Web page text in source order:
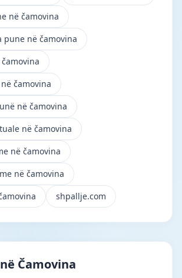
në čamovina
pune në čamovina
čamovina
në čamovina
në čamovina
në čamovina
në čamovina
shpallje.com
Čamovina